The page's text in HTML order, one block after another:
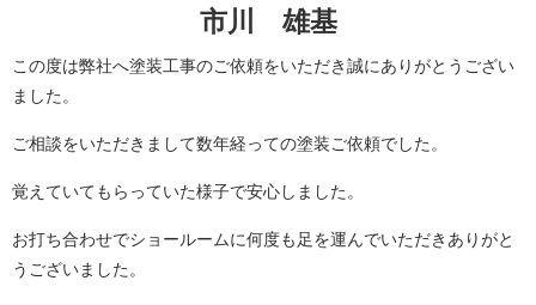
市川 雄基
この度は弊社へ塗装工事のご依頼をいただき誠にありがとうござい
ました。
ご相談をいただきまして数年経っての塗装ご依頼でした。
覚えていてもらっていた様子で安心しました。
お打ち合わせでショールームに何度も足を運んでいただきありがと
うございました。